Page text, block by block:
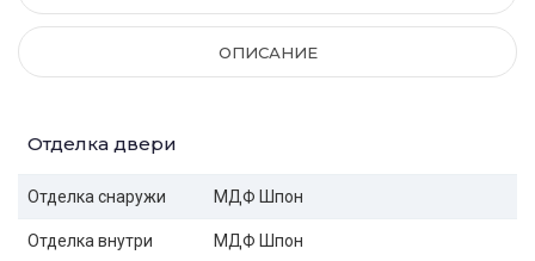
ОПИСАНИЕ
Отделка двери
Отделка снаружи МДФ Шпон
Отделка внутри МДФ Шпон